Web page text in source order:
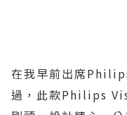
在我早前出席
過，此款Philips